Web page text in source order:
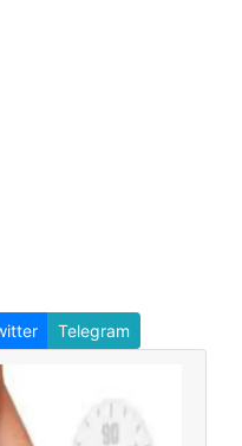
Telegram